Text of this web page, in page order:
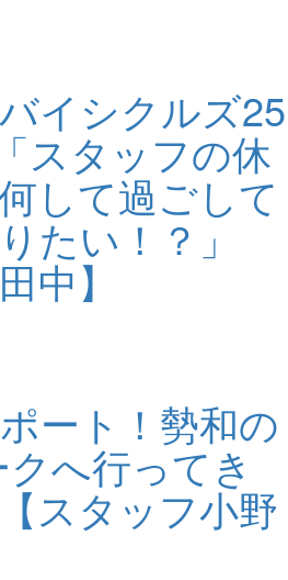
イシクルズ25
スタッフの休
して過ごして
たい！？」
中】
ート！勢和の
へ行ってき
スタッフ小野